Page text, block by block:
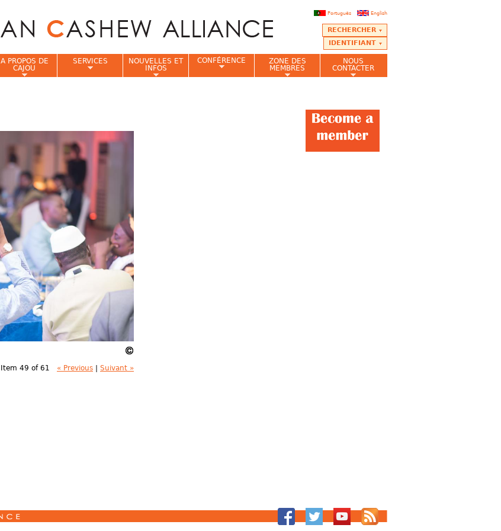
English
Português
RECHERCHER
IDENTIFIANT
Item 49 of 61 « Previous Suivant »
A PROPOS DE
CAJOU
SERVICES
NOUVELLES ET
INFOS
CONFÉRENCE
ZONE DES
MEMBRES
NOUS
CONTACTER